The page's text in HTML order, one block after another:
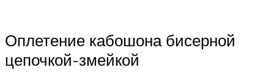
Оплетение кабошона бисерной
цепочкой-змейкой